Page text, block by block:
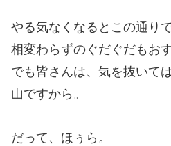
やる気なくなるとこの通りで
相変わらずのぐだぐだもおす
でも皆さんは、気を抜いて
山ですから。
だって、ほぅら。